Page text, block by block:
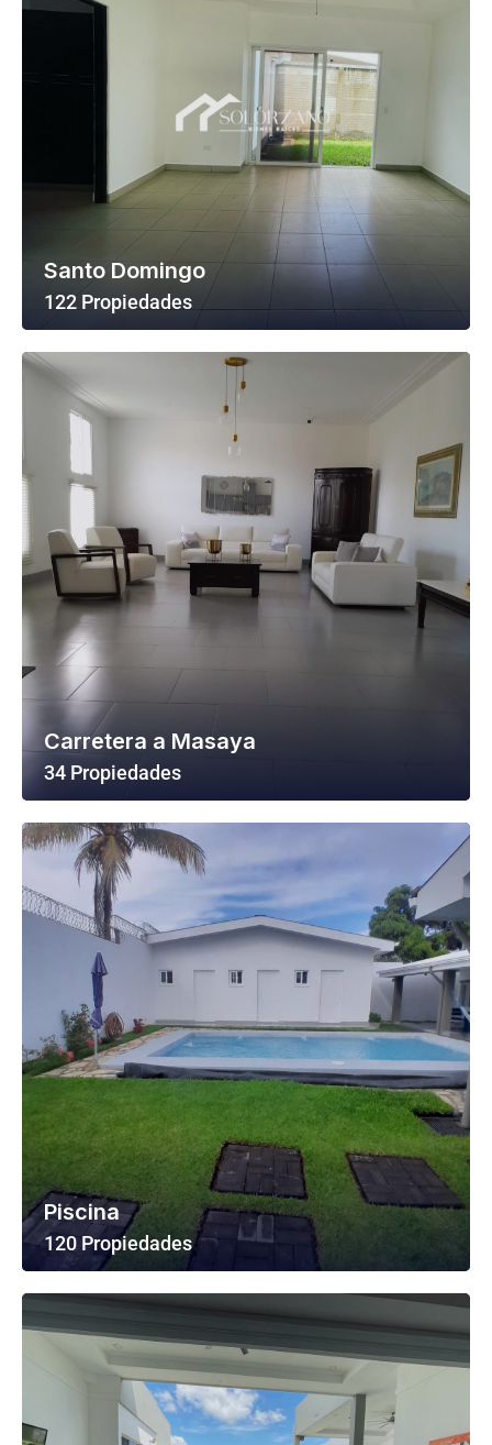
Santo Domingo
122 Propiedades
Ver Todas Las Propiedades
Carretera a Masaya
34 Propiedades
Ver Todas Las Propiedades
Piscina
120 Propiedades
Ver Todas Las Propiedades